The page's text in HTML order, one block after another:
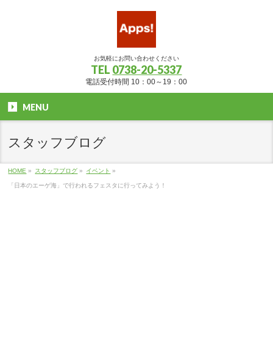
お気軽にお問い合わせください
TEL 0738-20-5337
電話受付時間 10：00～19：00
MENU
スタッフブログ
HOME » スタッフブログ » イベント »
「日本のエーゲ海」で行われるフェスタに行ってみよう！